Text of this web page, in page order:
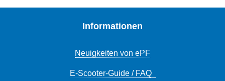
Informationen
Neuigkeiten von ePF
E-Scooter-Guide / FAQ